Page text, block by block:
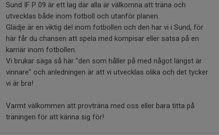
Sund IF P 09 är ett lag där alla är välkomna att träna och
utvecklas både inom fotboll och utanför planen.
Glädje är en viktig del inom fotbollen och den har vi i Sund, för
här får du chansen att spela med kompisar eller satsa på en
karriär inom fotbollen.
Vi brukar säga så här "den som håller på med något längst är
vinnare" och anledningen är att vi utvecklas olika och det tycker
vi är bra!
Varmt välkommen att provträna med oss eller bara titta på
träningen för att känna sig för!